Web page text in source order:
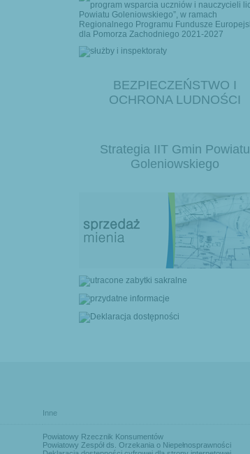
BEZPIECZEŃSTWO I
OCHRONA LUDNOŚCI
Strategia IIT Gmin Powiatu
Goleniowskiego
Inne
Powiatowy Rzecznik Konsumentów
Powiatowy Zespół ds. Orzekania o Niepełnosprawności